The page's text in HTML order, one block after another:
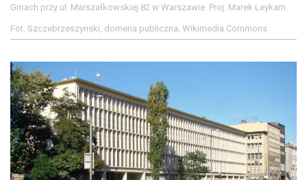
Gmach przy ul. Marszałkowskiej 82 w Warszawie. Proj. Marek Leykam
Fot. Szczebrzeszynski, domena publiczna, Wikimedia Commons